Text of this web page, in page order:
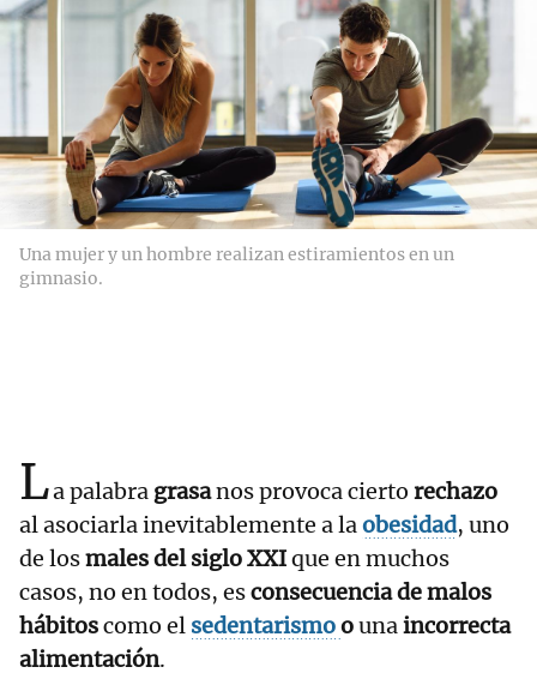
Una mujer y un hombre realizan estiramientos en un
gimnasio.
La palabra grasanos provoca cierto rechazo
al asociarla inevitablemente a laobesidad, uno
de losmales del siglo XXIque en muchos
casos, no en todos, esconsecuencia de malos
hábitoscomo el sedentarismoounaincorrecta
alimentación.